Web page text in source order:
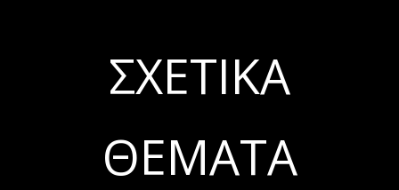
ΣΧΕΤΙΚΆ
ΘΈΜΑΤΑ